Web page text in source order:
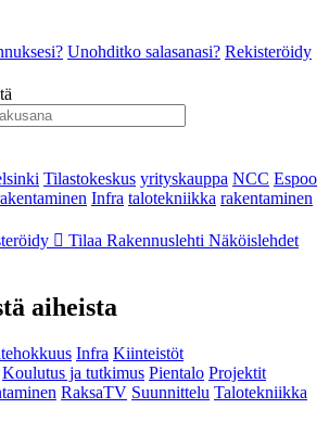
Unohditko salasanasi? Rekisteröidy
Tilastokeskus yrityskauppa NCC Espoo
Infra talotekniikka rakentaminen
Tilaa Rakennuslehti Näköislehdet
aiheista
Infra Kiinteistöt
Koulutus ja tutkimus Pientalo Projektit
RaksaTV Suunnittelu Talotekniikka